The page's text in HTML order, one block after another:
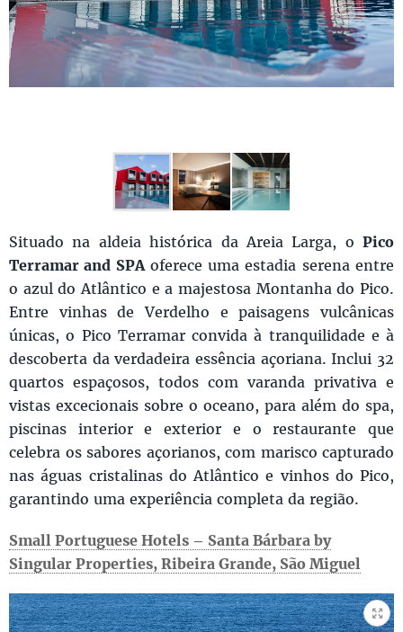
Situado na aldeia histórica da Areia Larga, o Pico
Terramar and SPAoferece uma estadia serena entre
o azul do Atlântico e a majestosa Montanha do Pico.
Entre vinhas de Verdelho e paisagens vulcânicas
únicas, o Pico Terramar convida à tranquilidade e à
descoberta da verdadeira essência açoriana. Inclui 32
quartos espaçosos, todos com varanda privativa e
vistas excecionais sobre o oceano, para além do spa,
piscinas interior e exterior e o restaurante que
celebra os sabores açorianos, com marisco capturado
nas águas cristalinas do Atlântico e vinhos do Pico,
garantindo uma experiência completa da região.
Small Portuguese Hotels – Santa Bárbara by
Singular Properties, Ribeira Grande, São Miguel